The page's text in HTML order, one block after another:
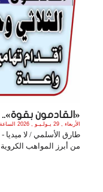
«القادمون بقوة»..
الأربعاء , 29 يـولـيـو , 2026 الساعة 12:32:43 AM
طارق الأسلمي / لا ميديا
من أبرز المواهب